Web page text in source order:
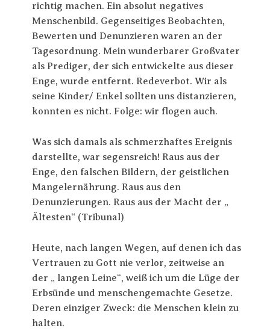
richtig machen. Ein absolut negatives
Menschenbild. Gegenseitiges Beobachten,
Bewerten und Denunzieren waren an der
Tagesordnung. Mein wunderbarer Großvater
als Prediger, der sich entwickelte aus dieser
Enge, wurde entfernt. Redeverbot. Wir als
seine Kinder/ Enkel sollten uns distanzieren,
konnten es nicht. Folge: wir flogen auch.
Was sich damals als schmerzhaftes Ereignis
darstellte, war segensreich! Raus aus der
Enge, den falschen Bildern, der geistlichen
Mangelernährung. Raus aus den
Denunzierungen. Raus aus der Macht der „
Ältesten“ (Tribunal)
Heute, nach langen Wegen, auf denen ich das
Vertrauen zu Gott nie verlor, zeitweise an
der „ langen Leine“, weiß ich um die Lüge der
Erbsünde und menschengemachte Gesetze.
Deren einziger Zweck: die Menschen klein zu
halten.